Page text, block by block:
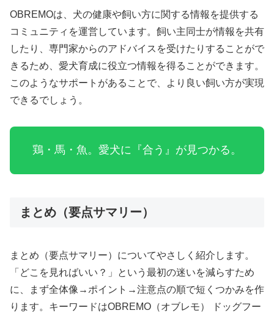
OBREMOは、犬の健康や飼い方に関する情報を提供する
コミュニティを運営しています。飼い主同士が情報を共有
したり、専門家からのアドバイスを受けたりすることがで
きるため、愛犬育成に役立つ情報を得ることができます。
このようなサポートがあることで、より良い飼い方が実現
できるでしょう。
鶏・馬・魚。愛犬に『合う』が見つかる。
まとめ（要点サマリー）
まとめ（要点サマリー）についてやさしく紹介します。
「どこを見ればいい？」という最初の迷いを減らすため
に、まず全体像→ポイント→注意点の順で短くつかみを作
ります。キーワードはOBREMO（オブレモ） ドッグフー